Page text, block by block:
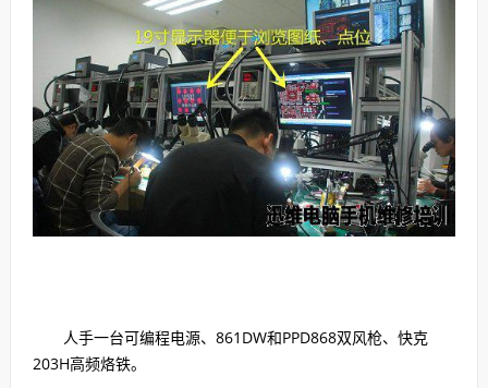
人手一台可编程电源、861DW和PPD868双风枪、快克
203H高频烙铁。